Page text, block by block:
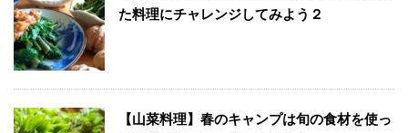
た料理にチャレンジしてみよう２
【山菜料理】春のキャンプは旬の食材を使っ